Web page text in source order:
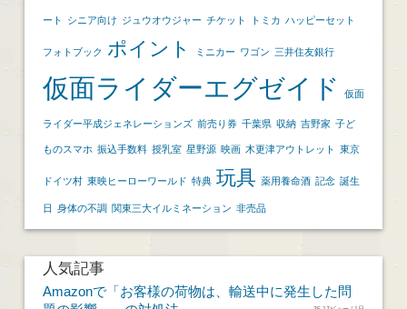
ート シニア向け ジュウオウジャー チケット トミカ ハッピーセット
フォトブック ポイント ミニカー ワゴン 三井住友銀行
仮面ライダーエグゼイド 仮面
ライダー平成ジェネレーションズ 前売り券 千葉県 収納 吉野家 子ど
ものスマホ 振込手数料 授乳室 星野源 映画 木更津アウトレット 東京
ドイツ村 東映ヒーローワールド 特典 玩具 薬用養命酒 記念 誕生
日 身体の不調 関東三大イルミネーション 非売品
人気記事
Amazonで「お客様の荷物は、輸送中に発生した問